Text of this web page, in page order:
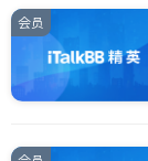
会员